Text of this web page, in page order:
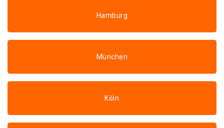
Hamburg
München
Köln